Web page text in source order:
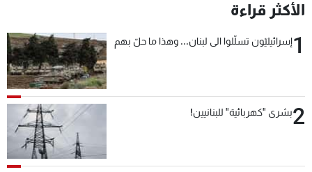
الأكثر قراءة
1إسرائيليّون تسلّلوا الى لبنان... وهذا ما حلّ بهم
2بشرى "كهربائية" للبنانيين!
لاعلاناتكم